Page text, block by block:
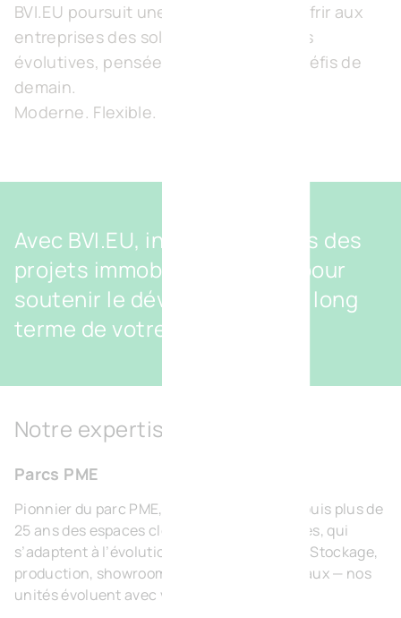
BVI.EU poursuit une ambition claire: offrir aux
entreprises des solutions immobilières
évolutives, pensées pour relever les défis de
demain.
Moderne. Flexible. Future-proof.
Avec BVI.EU, investissez dans des
projets immobiliers pensés pour
soutenir le développement à long
terme de votre entreprise.
Notre expertise
Parcs PME
Pionnier du parc PME, BVI.EU développe depuis plus de
25 ans des espaces clés en main, modulables, qui
s’adaptent à l’évolution de chaque activité. Stockage,
production, showroom, laboratoire ou bureaux — nos
unités évoluent avec vous.